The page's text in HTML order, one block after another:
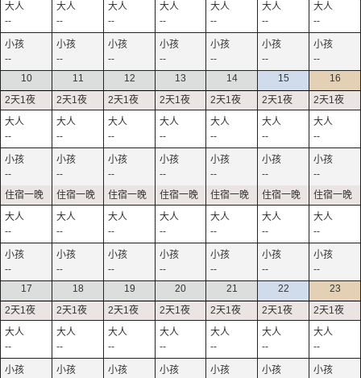
--
--
--
--
--
--
--
--
--
--
--
--
--
--
10
--
--
--
--
11
--
--
--
--
12
--
--
--
--
13
--
--
--
--
14
--
--
--
--
15
--
--
--
--
16
--
--
--
--
17
--
18
--
19
--
20
--
21
--
22
--
23
--